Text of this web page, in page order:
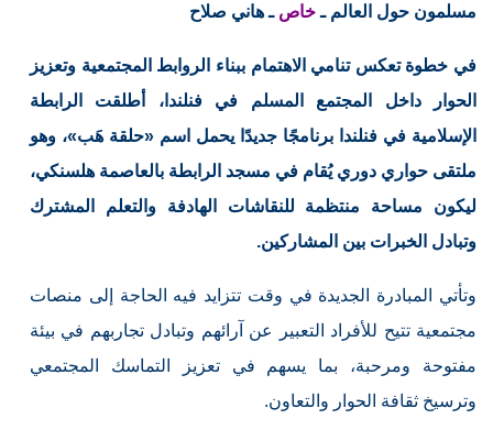
مسلمون حول العالم ـخاص ـ هاني صلاح
في خطوة تعكس تنامي الاهتمام ببناء الروابط المجتمعية وتعزيز
الحوار داخل المجتمع المسلم في فنلندا، أطلقت الرابطة
الإسلامية في فنلندا برنامجًا جديدًا يحمل اسم «حلقة هَب»، وهو
ملتقى حواري دوري يُقام في مسجد الرابطة بالعاصمة هلسنكي،
ليكون مساحة منتظمة للنقاشات الهادفة والتعلم المشترك
وتبادل الخبرات بين المشاركين.
وتأتي المبادرة الجديدة في وقت تتزايد فيه الحاجة إلى منصات
مجتمعية تتيح للأفراد التعبير عن آرائهم وتبادل تجاربهم في بيئة
مفتوحة ومرحبة، بما يسهم في تعزيز التماسك المجتمعي
وترسيخ ثقافة الحوار والتعاون.